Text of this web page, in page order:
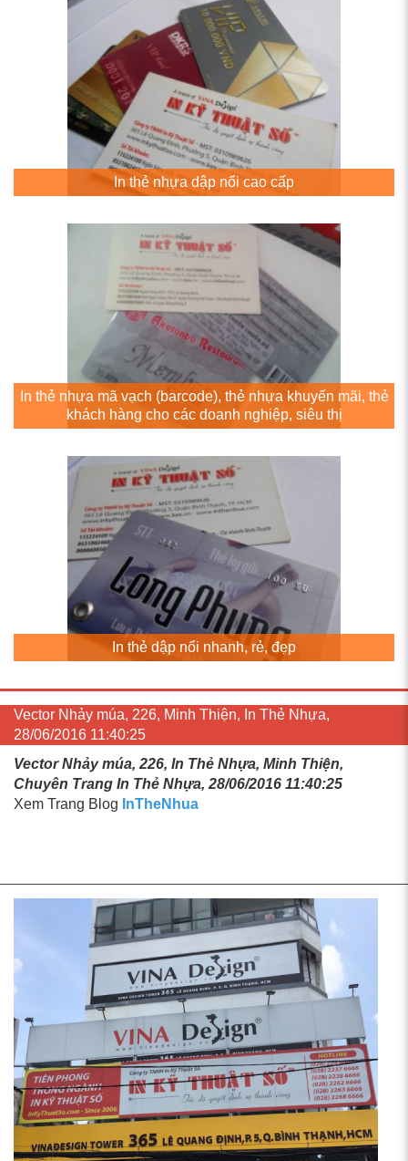
In thẻ nhựa dập nổi cao cấp
In thẻ nhựa mã vạch (barcode), thẻ nhựa khuyến mãi, thẻ
khách hàng cho các doanh nghiệp, siêu thị
In thẻ dập nổi nhanh, rẻ, đẹp
Vector Nhảy múa, 226, Minh Thiện, In Thẻ Nhựa,
28/06/2016 11:40:25
Vector Nhảy múa, 226, In Thẻ Nhựa, Minh Thiện,
Chuyên Trang In Thẻ Nhựa, 28/06/2016 11:40:25
Xem Trang Blog InTheNhua